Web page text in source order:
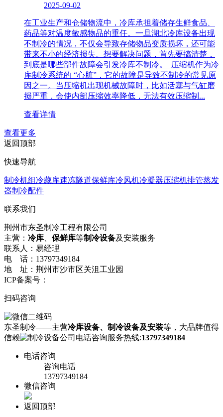
2025-09-02
在工业生产和仓储物流中，冷库承担着储存生鲜食品、
药品等对温度敏感物品的重任。一旦湖北冷库设备出现
不制冷的情况，不仅会导致存储物品变质损坏，还可能
带来不小的经济损失。想要解决问题，首先要搞清楚，
到底是哪些部件故障会引发冷库不制冷。​ 压缩机作为冷
库制冷系统的 “心脏”，它的故障是导致不制冷的常见原
因之一。当压缩机出现机械故障时，比如活塞与气缸磨
损严重，会使内部压缩效率降低，无法有效压缩制...
查看详情
查看更多
返回顶部
快速导航
制冷机组冷藏库速冻隧道保鲜库冷风机冷凝器压缩机排管蒸发
器制冷配件
联系我们
荆州市东圣制冷工程有限公司
主营： 冷库 保鲜库等制冷设备及安装服务
联系人：易经理
电 话：13797349184
地 址：荆州市沙市区关沮工业园
ICP备案号：
扫码咨询
东圣制冷——主营冷库设备、制冷设备及安装等，大品牌值得
信赖
咨询服务热线:13797349184
电话咨询
咨询电话
13797349184
微信咨询
返回顶部